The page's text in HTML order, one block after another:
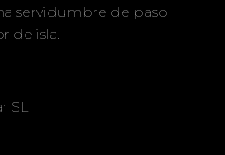
servidumbre de paso
de isla.
SL